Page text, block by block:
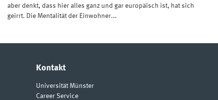
aber denkt, dass hier alles ganz und gar europäisch ist, hat sich
geirrt. Die Mentalität der Einwohner...
Kontakt
Universität Münster
Career Service